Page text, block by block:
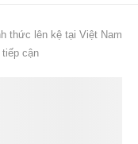
thức lên kệ tại Việt Nam
cận